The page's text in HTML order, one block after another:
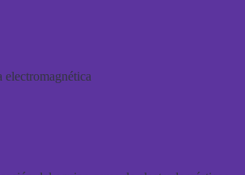
electromagnética